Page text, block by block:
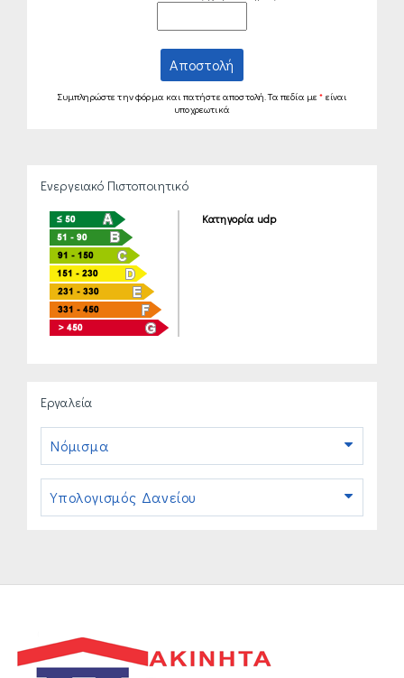
Αποστολή
Συμπληρώστε την φόρμα και πατήστε αποστολή. Τα πεδία με* είναι
υποχρεωτικά
Ενεργειακό Πιστοποιητικό
Κατηγορία udp
Εργαλεία
Νόμισμα
Υπολογισμός Δανείου